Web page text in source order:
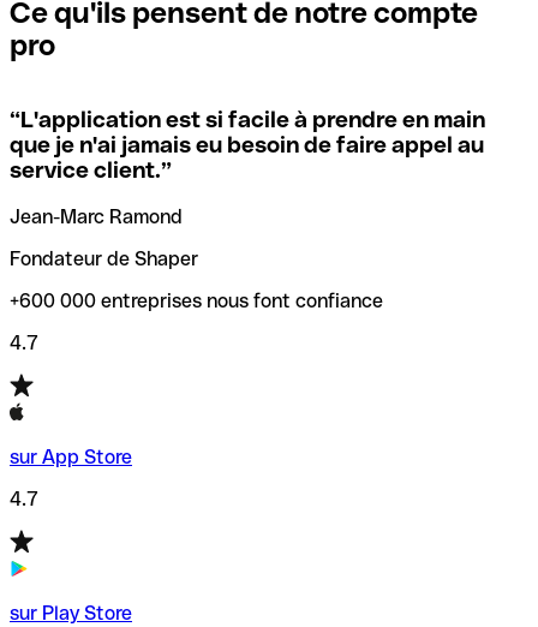
signifie que vous avez le code de l'une des succursales
locales.
Si vous n'êtes pas sûr du code SWIFT que vous devriez
utiliser, nous avons développé un outil de recherche de
codes SWIFT par nom de banque.
vérification/recherche de codes SWIFT. Ainsi, vous pouvez
trouver et vérifier vos codes SWIFT avant de réaliser vos
transferts d’argent.
Ce qu'ils pensent de notre compte
pro
“L'application est si facile à prendre en main
que je n'ai jamais eu besoin de faire appel au
service client.”
Jean-Marc Ramond
Fondateur de Shaper
+600 000 entreprises nous font confiance
4.7
sur App Store
4.7
sur Play Store